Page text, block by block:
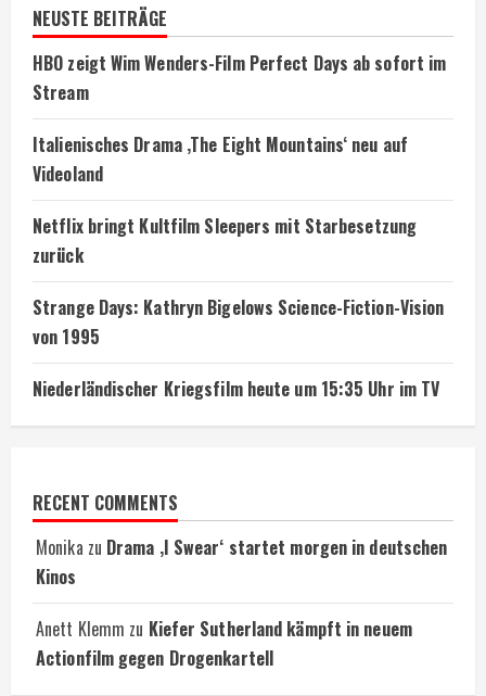
NEUSTE BEITRÄGE
HBO zeigt Wim Wenders-Film Perfect Days ab sofort im
Stream
Italienisches Drama ‚The Eight Mountains‘ neu auf
Videoland
Netflix bringt Kultfilm Sleepers mit Starbesetzung
zurück
Strange Days: Kathryn Bigelows Science-Fiction-Vision
von 1995
Niederländischer Kriegsfilm heute um 15:35 Uhr im TV
RECENT COMMENTS
Monika zu Drama ‚I Swear‘ startet morgen in deutschen
Kinos
Anett Klemm zu Kiefer Sutherland kämpft in neuem
Actionfilm gegen Drogenkartell